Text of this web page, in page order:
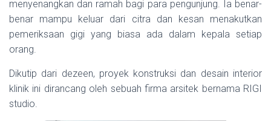
menyenangkan dan ramah bagi para pengunjung. Ia benar-
benar mampu keluar dari citra dan kesan menakutkan
pemeriksaan gigi yang biasa ada dalam kepala setiap
orang.
Dikutip dari dezeen, proyek konstruksi dan desain interior
klinik ini dirancang oleh sebuah firma arsitek bernama RIGI
studio.